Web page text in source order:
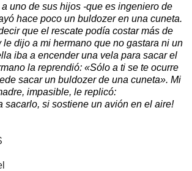
uno de sus hijos -que es ingeniero de
hace poco un buldozer en una cuneta.
que el rescate podía costar más de
le dijo a mi hermano que no gastara ni un
iba a encender una vela para sacar el
la reprendió: «Sólo a ti se te ocurre
sacar un buldozer de una cuneta». Mi
impasible, le replicó:
sacarlo, si sostiene un avión en el aire!